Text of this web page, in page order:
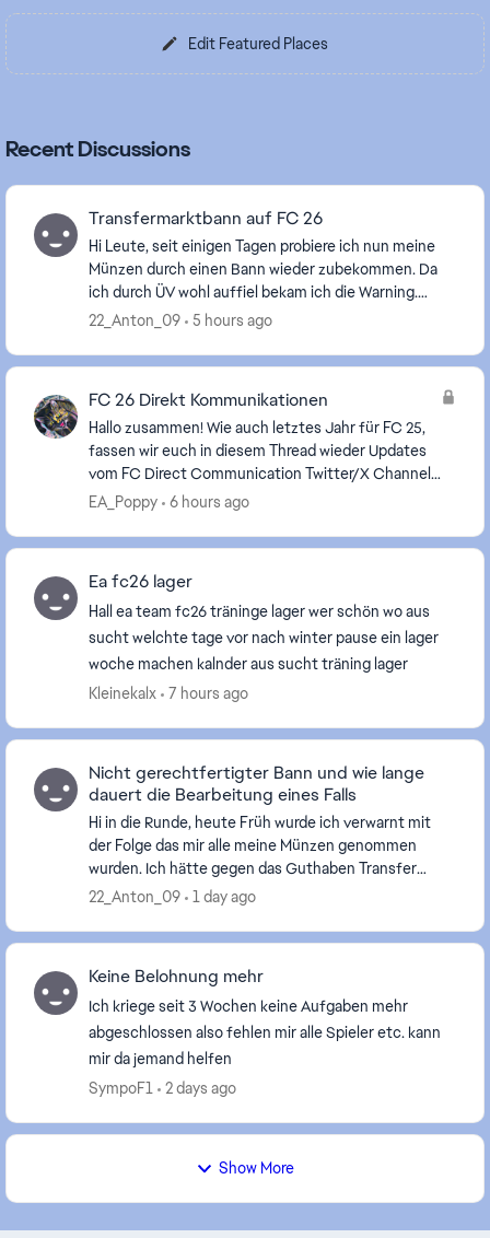
Edit Featured Places
Recent Discussions
Transfermarktbann auf FC 26
Hi Leute, seit einigen Tagen probiere ich nun meine
Münzen durch einen Bann wieder zubekommen. Da
ich durch ÜV wohl auffiel bekam ich die Warning.
Jetzt probiere ich seit Tagen die Sperre zu überprüf...
22_Anton_09 5 hours ago
FC 26 Direkt Kommunikationen
Hallo zusammen! Wie auch letztes Jahr für FC 25,
fassen wir euch in diesem Thread wieder Updates
vom FC Direct Communication Twitter/X Channel
auf Deutsch zusammen, da wir wissen, dass nicht
EA_Poppy 6 hours ago
Ea fc26 lager
Hall ea team fc26 träninge lager wer schön wo aus
sucht welchte tage vor nach winter pause ein lager
woche machen kalnder aus sucht träning lager
Kleinekalx
7 hours ago
Nicht gerechtfertigter Bann und wie lange
dauert die Bearbeitung eines Falls
Hi in die Runde, heute Früh wurde ich verwarnt mit
der Folge das mir alle meine Münzen genommen
wurden. Ich hätte gegen das Guthaben Transfer
Regel verstoßen. Da ich die letzen Tage Üv Trading
22_Anton_09 1 day ago
Keine Belohnung mehr
Ich kriege seit 3 Wochen keine Aufgaben mehr
abgeschlossen also fehlen mir alle Spieler etc. kann
mir da jemand helfen
SympoF1
2 days ago
Show More